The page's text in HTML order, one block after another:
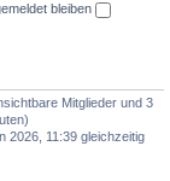
bleiben
Mitglieder und 3
2026, 11:39 gleichzeitig